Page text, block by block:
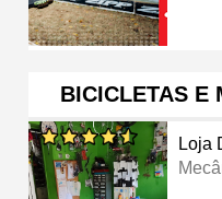
BICICLETAS E
Loja